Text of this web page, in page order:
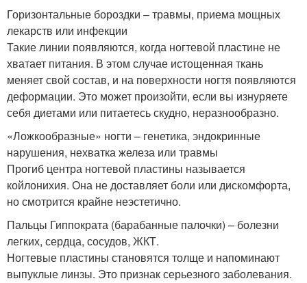
Горизонтальные бороздки – травмы, приема мощных
лекарств или инфекции
Такие линии появляются, когда ногтевой пластине не
хватает питания. В этом случае истощенная ткань
меняет свой состав, и на поверхности ногтя появляются
деформации. Это может произойти, если вы изнуряете
себя диетами или питаетесь скудно, неразнообразно.
«Ложкообразные» ногти – генетика, эндокринные
нарушения, нехватка железа или травмы
Прогиб центра ногтевой пластины называется
койлонихия. Она не доставляет боли или дискомфорта,
но смотрится крайне неэстетично.
Пальцы Гиппократа (барабанные палочки) – болезни
легких, сердца, сосудов, ЖКТ.
Ногтевые пластины становятся толще и напоминают
выпуклые линзы. Это признак серьезного заболевания.